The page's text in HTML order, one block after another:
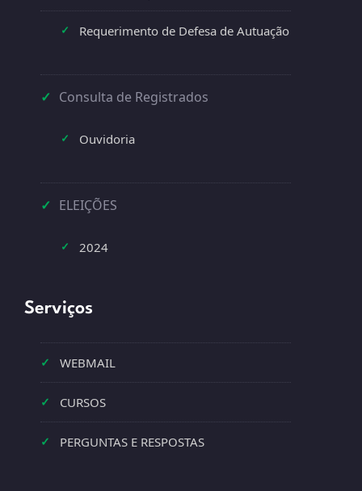
✓ Requerimento de Defesa de Autuação
✓ Consulta de Registrados
✓ Ouvidoria
✓ ELEIÇÕES
✓ 2024
Serviços
✓ WEBMAIL
✓ CURSOS
✓ PERGUNTAS E RESPOSTAS